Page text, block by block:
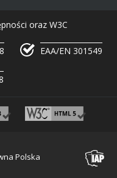
oraz W3C
EAA/EN 301549
Polska